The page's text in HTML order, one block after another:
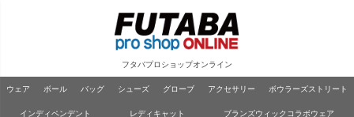
フタバプロショップオンライン
ウェア ボール バッグ シューズ グローブ アクセサリー ボウラーズストリート
インディペンデント レディキャット ブランズウィックコラボウェア